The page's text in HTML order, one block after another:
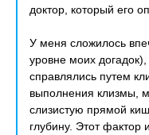
доктор, который его
У меня сложилось
уровне моих
справлялись путем
выполнения клизмы,
слизистую прямой
глубину. Этот